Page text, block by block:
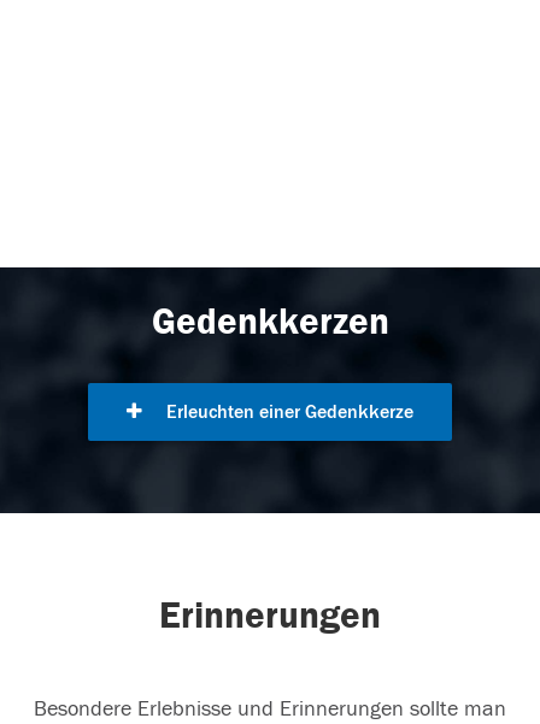
Gedenkkerzen
Erleuchten einer Gedenkkerze
Erinnerungen
Besondere Erlebnisse und Erinnerungen sollte man